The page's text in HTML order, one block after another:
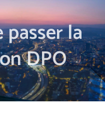
passer la
DPO